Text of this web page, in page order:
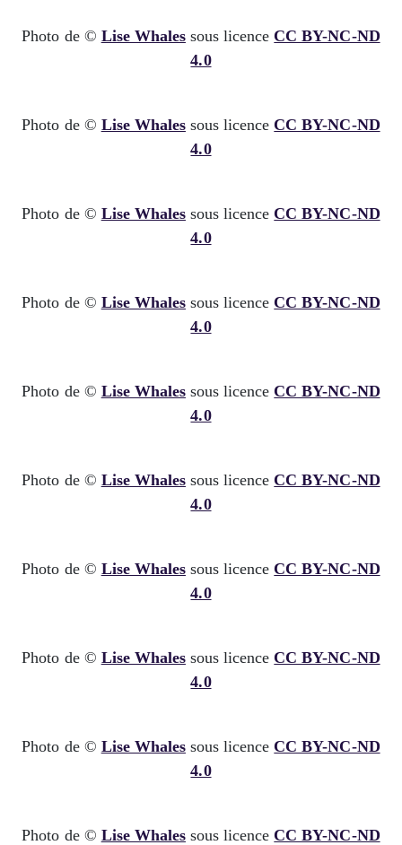
Photo de © Lise Whalessous licence CC BY-NC-ND
4.0
Photo de © Lise Whalessous licence CC BY-NC-ND
4.0
Photo de © Lise Whalessous licence CC BY-NC-ND
4.0
Photo de © Lise Whalessous licence CC BY-NC-ND
4.0
Photo de © Lise Whalessous licence CC BY-NC-ND
4.0
Photo de © Lise Whalessous licence CC BY-NC-ND
4.0
Photo de © Lise Whalessous licence CC BY-NC-ND
4.0
Photo de © Lise Whalessous licence CC BY-NC-ND
4.0
Photo de © Lise Whalessous licence CC BY-NC-ND
4.0
Photo de © Lise Whalessous licence CC BY-NC-ND